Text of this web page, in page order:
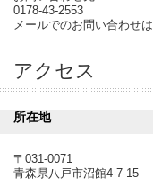
0178-43-2553
メールでのお問い合わせは
アクセス
所在地
〒031-0071
青森県八戸市沼館4-7-15